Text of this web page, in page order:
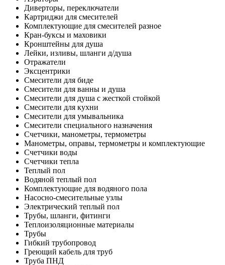
Диверторы, переключатели
Картриджи для смесителей
Комплектующие для смесителей разное
Кран-буксы и маховики
Кронштейны для душа
Лейки, изливы, шланги д/душа
Отражатели
Эксцентрики
Смесители для биде
Смесители для ванны и душа
Смесители для душа с жесткой стойкой
Смесители для кухни
Смесители для умывальника
Смесители специального назначения
Счетчики, манометры, термометры
Манометры, оправы, термометры и комплектующие
Счетчики воды
Счетчики тепла
Теплый пол
Водяной теплый пол
Комплектующие для водяного пола
Насосно-смесительные узлы
Электрический теплый пол
Трубы, шланги, фитинги
Теплоизоляционные материалы
Трубы
Гибкий трубопровод
Греющий кабель для труб
Труба ПНД